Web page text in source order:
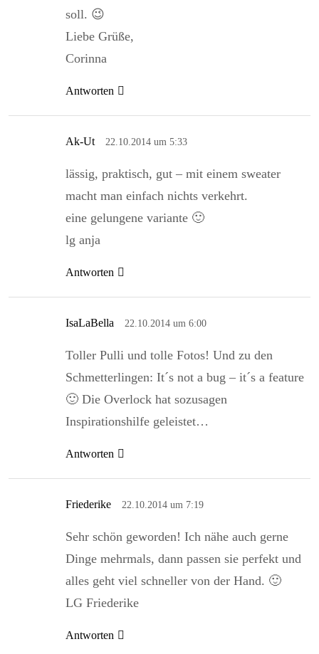
soll. 😉
Liebe Grüße,
Corinna
Antworten
Ak-Ut 22.10.2014 um 5:33
lässig, praktisch, gut – mit einem sweater
macht man einfach nichts verkehrt.
eine gelungene variante 🙂
lg anja
Antworten
IsaLaBella 22.10.2014 um 6:00
Toller Pulli und tolle Fotos! Und zu den
Schmetterlingen: It´s not a bug – it´s a feature
🙂 Die Overlock hat sozusagen
Inspirationshilfe geleistet…
Antworten
Friederike 22.10.2014 um 7:19
Sehr schön geworden! Ich nähe auch gerne
Dinge mehrmals, dann passen sie perfekt und
alles geht viel schneller von der Hand. 🙂
LG Friederike
Antworten